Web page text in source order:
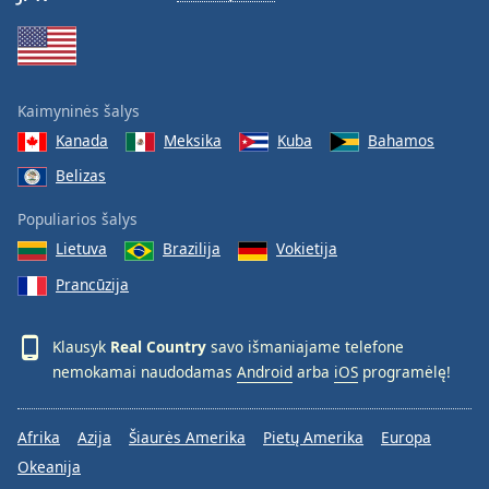
Kaimyninės šalys
Kanada
Meksika Kuba
Bahamos
Belizas
Populiarios šalys
Lietuva
Brazilija
Vokietija
Prancūzija
Klausyk Real Country savo išmaniajame telefone
nemokamai naudodamas Android arba iOS programėlę!
Afrika Azija Šiaurės Amerika Pietų Amerika
Europa
Okeanija